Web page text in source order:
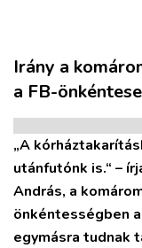
Irány a
a FB-
„A
utánfutónk is.“ –
András, a
önkéntességben
egymásra tudnak